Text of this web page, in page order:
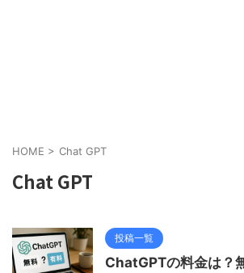
HOME > Chat GPT
Chat GPT
投稿一覧
ChatGPTの料金は？